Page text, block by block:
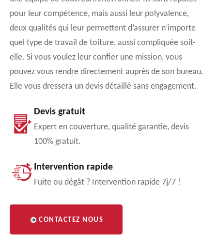
pour leur compétence, mais aussi leur polyvalence,
deux qualités qui leur permettent d’assurer n’importe
quel type de travail de toiture, aussi compliquée soit-
elle. Si vous voulez leur confier une mission, vous
pouvez vous rendre directement auprès de son bureau.
Elle vous dressera un devis détaillé sans engagement.
Devis gratuit
Expert en couverture, qualité garantie, devis
100% gratuit.
Intervention rapide
Fuite ou dégât ? Intervention rapide 7j/7 !
CONTACTEZ NOUS